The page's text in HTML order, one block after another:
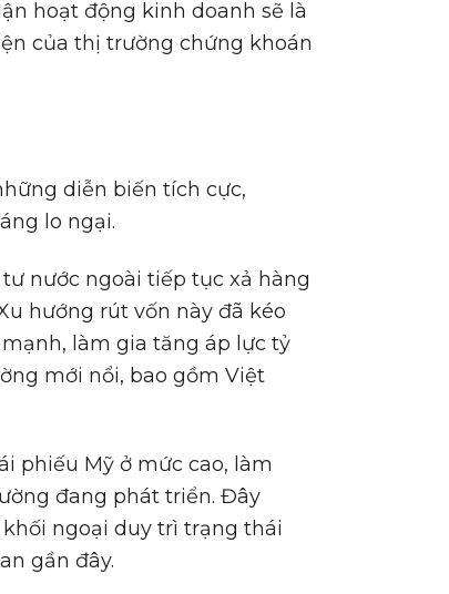
hoạt động kinh doanh sẽ là
của thị trường chứng khoán
diễn biến tích cực,
lo ngại.
nước ngoài tiếp tục xả hàng
hướng rút vốn này đã kéo
làm gia tăng áp lực tỷ
mới nổi, bao gồm Việt
phiếu Mỹ ở mức cao, làm
đang phát triển. Đây
ngoại duy trì trạng thái
gần đây.